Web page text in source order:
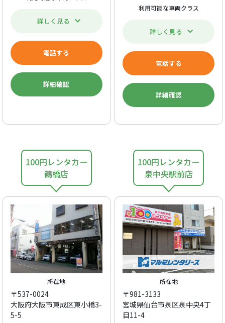
詳しく見る
電話する
詳細確認
利用可能な車両クラス
詳しく見る
電話する
詳細確認
100円レンタカー
鶴橋店
所在地
〒537-0024
大阪府大阪市東成区東小橋3-
5-5
100円レンタカー
泉中央駅前店
所在地
〒981-3133
宮城県仙台市泉区泉中央4丁
目11-4